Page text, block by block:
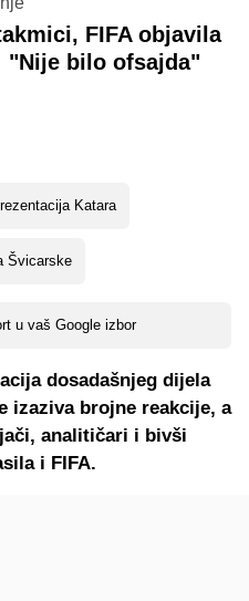
FIFA objavila
bilo ofsajda"
Katara
Švicarske
u vaš Google izbor
dosadašnjeg dijela
izaziva brojne reakcije, a
analitičari i bivši
i FIFA.